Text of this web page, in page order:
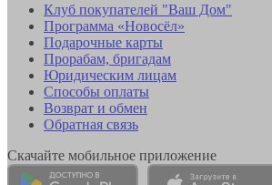
Клуб покупателей "Ваш Дом"
Программа «Новосёл»
Подарочные карты
Прорабам, бригадам
Юридическим лицам
Способы оплаты
Возврат и обмен
Обратная связь
Скачайте мобильное приложение